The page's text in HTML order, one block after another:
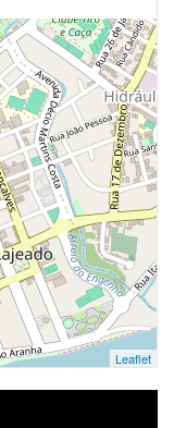
Leaflet